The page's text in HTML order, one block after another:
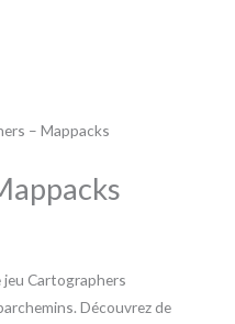
– Mappacks
Cartographers
Découvrez de